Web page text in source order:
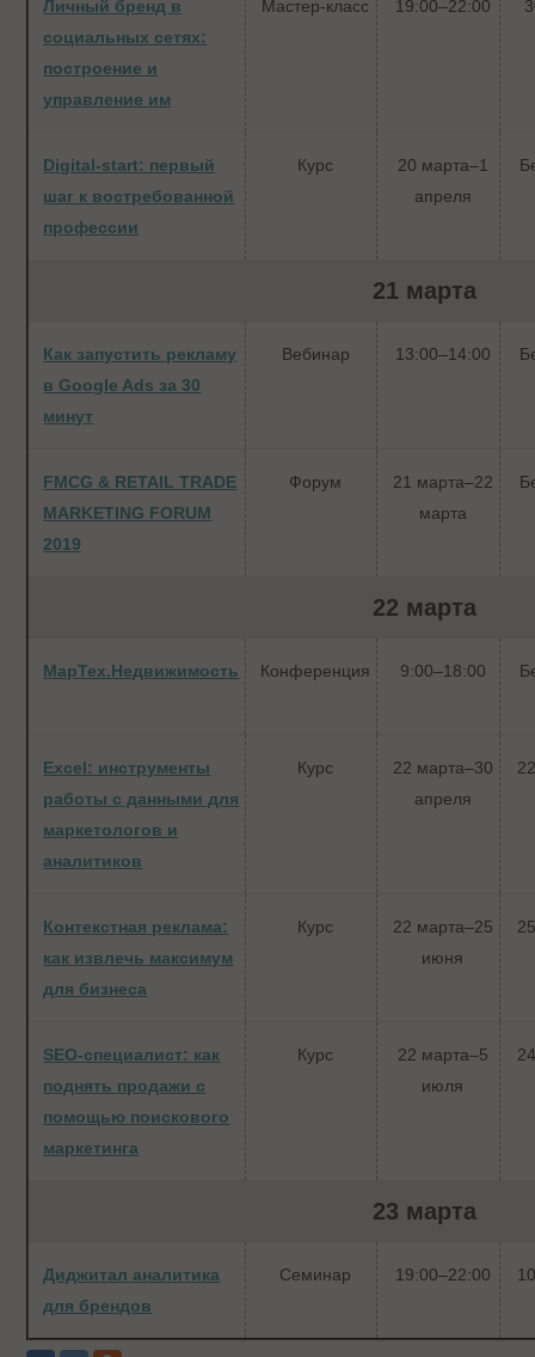
Личный бренд в
социальных сетях:
построение и
управление им
Мастер-класс 19:00–22:00
Digital-start: первый
шаг к востребованной
профессии
Курс
20 марта–1
апреля
21 марта
Как запустить рекламу
в Google Ads за 30
минут
Вебинар 13:00–14:00
FMCG & RETAIL TRADE
MARKETING FORUM
2019
Форум
21 марта–22
марта
22 марта
МарТех.Недвижимость Конференция 9:00–18:00
Excel: инструменты
работы с данными для
маркетологов и
аналитиков
Курс
22 марта–30
апреля
Контекстная реклама:
как извлечь максимум
для бизнеса
Курс
22 марта–25
июня
SEO-специалист: как
поднять продажи с
помощью поискового
маркетинга
Курс
22 марта–5
июля
23 марта
Диджитал аналитика
для брендов
Семинар 19:00–22:00